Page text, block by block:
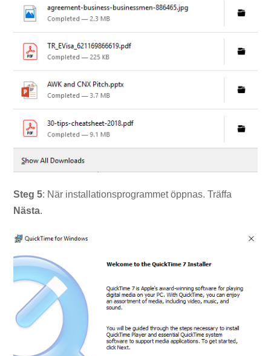
Steg 5: När installationsprogrammet öppnas. Träffa
Nästa.